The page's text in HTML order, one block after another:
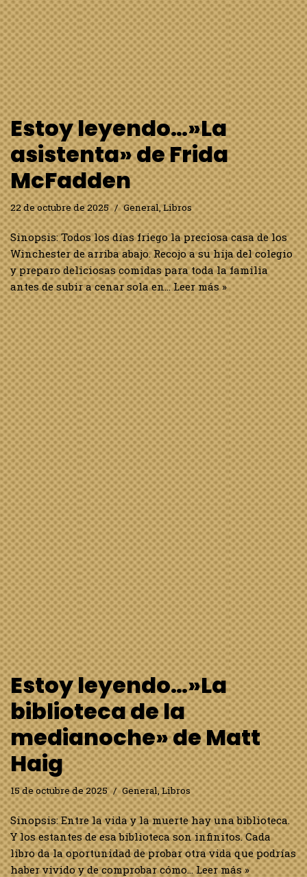
Estoy leyendo…»La
asistenta» de Frida
McFadden
22 de octubre de 2025 General,Libros
Sinopsis: Todos los días friego la preciosa casa de los
Winchester de arriba abajo. Recojo a su hija del colegio
y preparo deliciosas comidas para toda la familia
antes de subir a cenar sola en…Leer más »
Estoy leyendo…»La
biblioteca de la
medianoche» de Matt
Haig
15 de octubre de 2025 General,Libros
Sinopsis: Entre la vida y la muerte hay una biblioteca.
Y los estantes de esa biblioteca son infinitos. Cada
libro da la oportunidad de probar otra vida que podrías
haber vivido y de comprobar cómo…Leer más »